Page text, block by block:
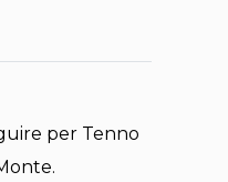
per Tenno